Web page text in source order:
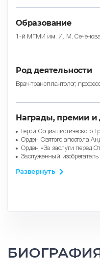
Образование
1-й МГМИ им. И. М.
Род деятельности
Врач-трансплантолог,
Награды, премии и
Герой Социалистического
Орден Святого апостола
Орден «За заслуги перед
Заслуженный
Развернуть